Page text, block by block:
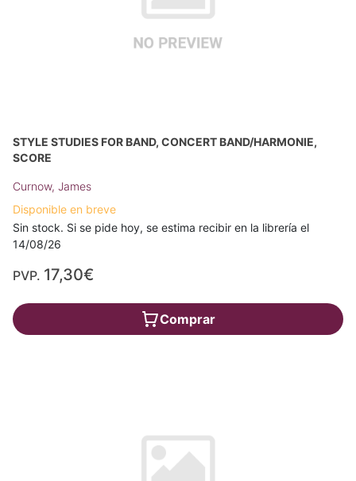
STYLE STUDIES FOR BAND, CONCERT BAND/HARMONIE,
SCORE
Curnow, James
Disponible en breve
Sin stock. Si se pide hoy, se estima recibir en la librería el
14/08/26
PVP. 17,30€
Comprar